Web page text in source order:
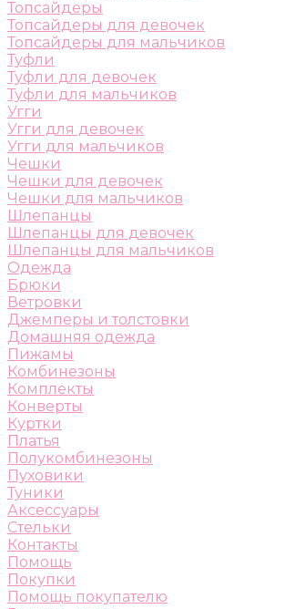
Топсайдеры
Топсайдеры для девочек
Топсайдеры для мальчиков
Туфли
Туфли для девочек
Туфли для мальчиков
Угги
Угги для девочек
Угги для мальчиков
Чешки
Чешки для девочек
Чешки для мальчиков
Шлепанцы
Шлепанцы для девочек
Шлепанцы для мальчиков
Одежда
Брюки
Ветровки
Джемперы и толстовки
Домашняя одежда
Пижамы
Комбинезоны
Комплекты
Конверты
Куртки
Платья
Полукомбинезоны
Пуховики
Туники
Аксессуары
Стельки
Контакты
Помощь
Покупки
Помощь покупателю